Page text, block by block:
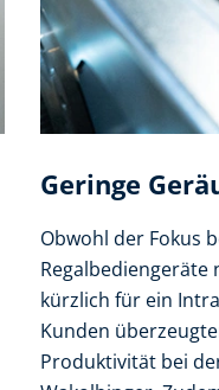
Geringe
Obwohl der Fokus
kürzlich für ein
Kunden
Produktivität bei